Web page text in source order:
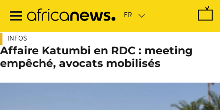
contenu
INFOS
Affaire Katumbi en RDC : meeting
empêché, avocats mobilisés